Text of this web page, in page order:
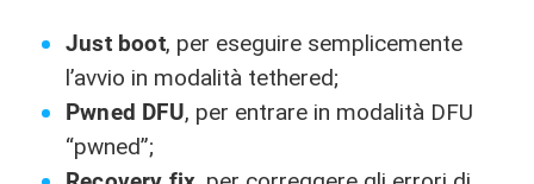
Just boot, per eseguire semplicemente
l’avvio in modalità tethered;
Pwned DFU, per entrare in modalità DFU
“pwned”;